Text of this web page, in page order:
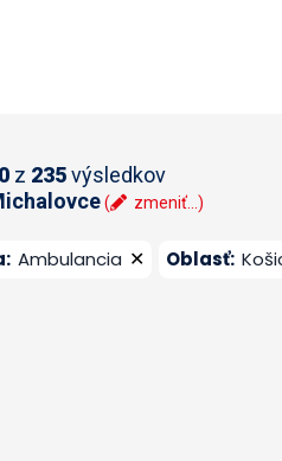
z 235výsledkov
( zmeniť...)
: Ambulancia ✕ Oblasť: